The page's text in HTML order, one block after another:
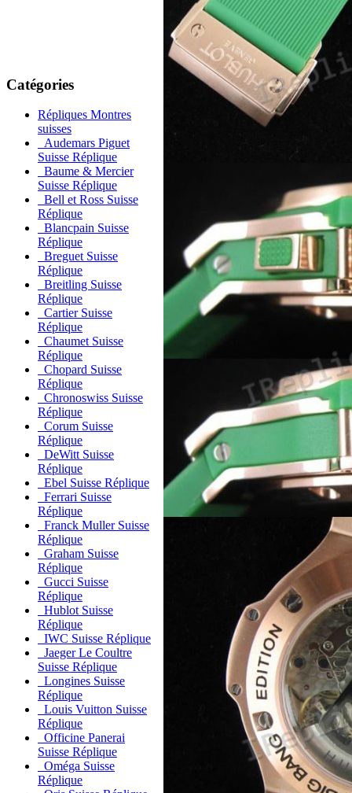
Catégories
Répliques Montres
suisses
Audemars Piguet
Suisse Réplique
Baume & Mercier
Suisse Réplique
Bell et Ross Suisse
Réplique
Blancpain Suisse
Réplique
Breguet Suisse
Réplique
Breitling Suisse
Réplique
Cartier Suisse
Réplique
Chaumet Suisse
Réplique
Chopard Suisse
Réplique
Chronoswiss Suisse
Réplique
Corum Suisse
Réplique
DeWitt Suisse
Réplique
Ebel Suisse Réplique
Ferrari Suisse
Réplique
Franck Muller Suisse
Réplique
Graham Suisse
Réplique
Gucci Suisse
Réplique
Hublot Suisse
Réplique
IWC Suisse Réplique
Jaeger Le Coultre
Suisse Réplique
Longines Suisse
Réplique
Louis Vuitton Suisse
Réplique
Officine Panerai
Suisse Réplique
Oméga Suisse
Réplique